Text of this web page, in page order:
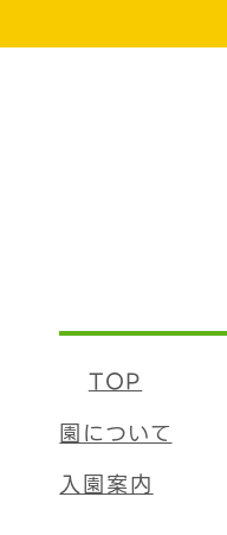
TOP
園について
入園案内